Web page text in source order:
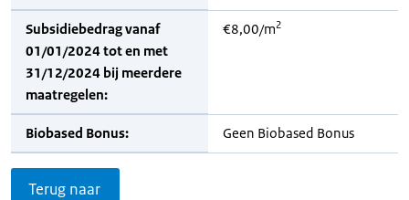
Subsidiebedrag vanaf
01/01/2024 tot en met
31/12/2024 bij meerdere
maatregelen:
€8,00/m2
Biobased Bonus: Geen Biobased Bonus
Terug naar